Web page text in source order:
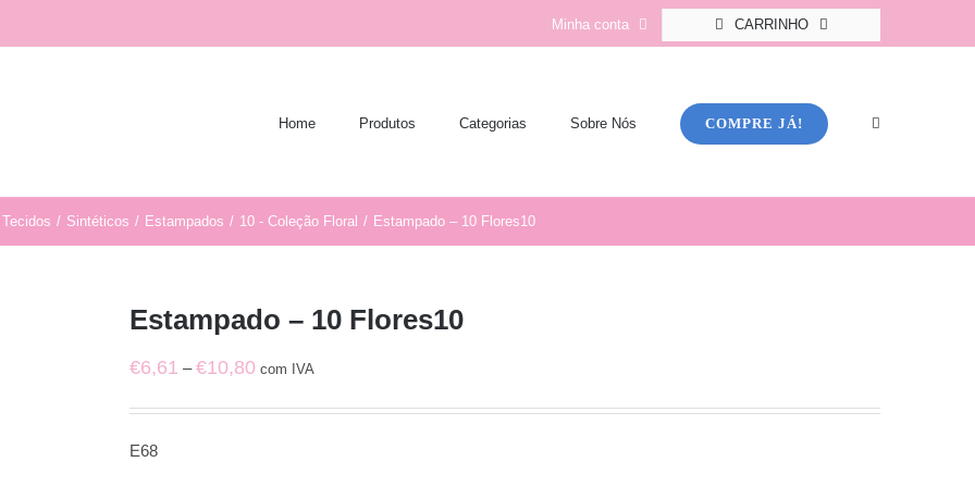
Minha conta CARRINHO
Home Produtos Categorias Sobre Nós COMPRE JÁ!
Tecidos / Sintéticos / Estampados / 10 - Coleção Floral / Estampado – 10 Flores10
Estampado – 10 Flores10
€6,61 – €10,80 Price
com IVA
E68